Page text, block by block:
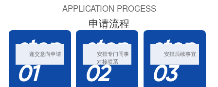
APPLICATION PROCESS
申请流程
step
01
递交意向申请
step
02
安排专门同事
对接联系
step
03
安排后续事宜